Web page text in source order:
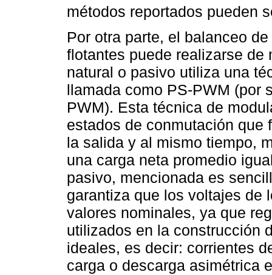
métodos reportados pueden
Por otra parte, el balanceo
flotantes puede realizarse
natural o pasivo utiliza una
llamada como PS-PWM (por
PWM). Esta técnica de
estados de conmutación que
la salida y al mismo tiempo,
una carga neta promedio
pasivo, mencionada es
garantiza que los voltajes de
valores nominales, ya que
utilizados en la construcción
ideales, es decir: corrientes
carga o descarga asimétrica